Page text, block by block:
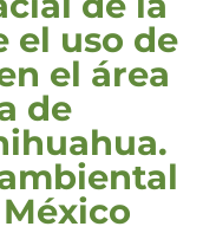
el uso de
el área
de